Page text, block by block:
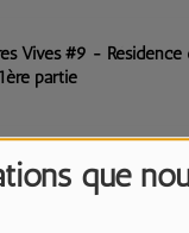
que
Vives #9 -
partie
Vives #8 - Le Clos Du
- Passions et